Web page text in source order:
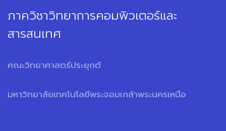
ภาควิชาวิทยาการคอมพิวเตอร์และ
สารสนเทศ
คณะวิทยาศาสตร์ประยุกต์
มหาวิทยาลัยเทคโนโลยีพระจอมเกล้าพระนครเหนือ